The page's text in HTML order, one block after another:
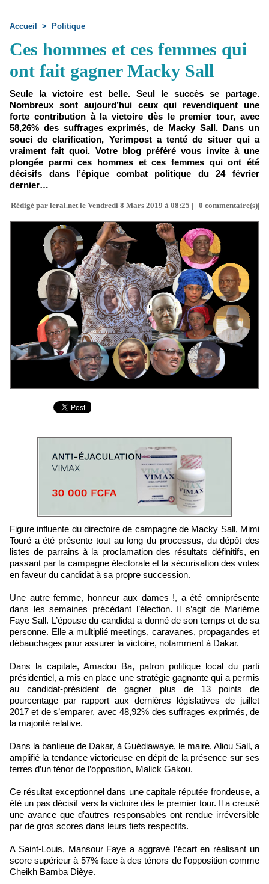
Accueil > Politique
Ces hommes et ces femmes qui
ont fait gagner Macky Sall
Seule la victoire est belle. Seul le succès se partage.
Nombreux sont aujourd’hui ceux qui revendiquent une
forte contribution à la victoire dès le premier tour, avec
58,26% des suffrages exprimés, de Macky Sall. Dans un
souci de clarification, Yerimpost a tenté de situer qui a
vraiment fait quoi. Votre blog préféré vous invite à une
plongée parmi ces hommes et ces femmes qui ont été
décisifs dans l’épique combat politique du 24 février
dernier…
Rédigé par leral.net le Vendredi 8 Mars 2019 à 08:25 | | 0 commentaire(s)|
Figure influente du directoire de campagne de Macky Sall, Mimi
Touré a été présente tout au long du processus, du dépôt des
listes de parrains à la proclamation des résultats définitifs, en
passant par la campagne électorale et la sécurisation des votes
en faveur du candidat à sa propre succession.
Une autre femme, honneur aux dames !, a été omniprésente
dans les semaines précédant l’élection. Il s’agit de Marième
Faye Sall. L’épouse du candidat a donné de son temps et de sa
personne. Elle a multiplié meetings, caravanes, propagandes et
débauchages pour assurer la victoire, notamment à Dakar.
Dans la capitale, Amadou Ba, patron politique local du parti
présidentiel, a mis en place une stratégie gagnante qui a permis
au candidat-président de gagner plus de 13 points de
pourcentage par rapport aux dernières législatives de juillet
2017 et de s’emparer, avec 48,92% des suffrages exprimés, de
la majorité relative.
Dans la banlieue de Dakar, à Guédiawaye, le maire, Aliou Sall, a
amplifié la tendance victorieuse en dépit de la présence sur ses
terres d’un ténor de l’opposition, Malick Gakou.
Ce résultat exceptionnel dans une capitale réputée frondeuse, a
été un pas décisif vers la victoire dès le premier tour. Il a creusé
une avance que d’autres responsables ont rendue irréversible
par de gros scores dans leurs fiefs respectifs.
A Saint-Louis, Mansour Faye a aggravé l’écart en réalisant un
score supérieur à 57% face à des ténors de l’opposition comme
Cheikh Bamba Dièye.